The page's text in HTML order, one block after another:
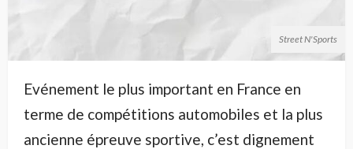
Street N'Sports
Evénement le plus important en France en
terme de compétitions automobiles et la plus
ancienne épreuve sportive, c’est dignement